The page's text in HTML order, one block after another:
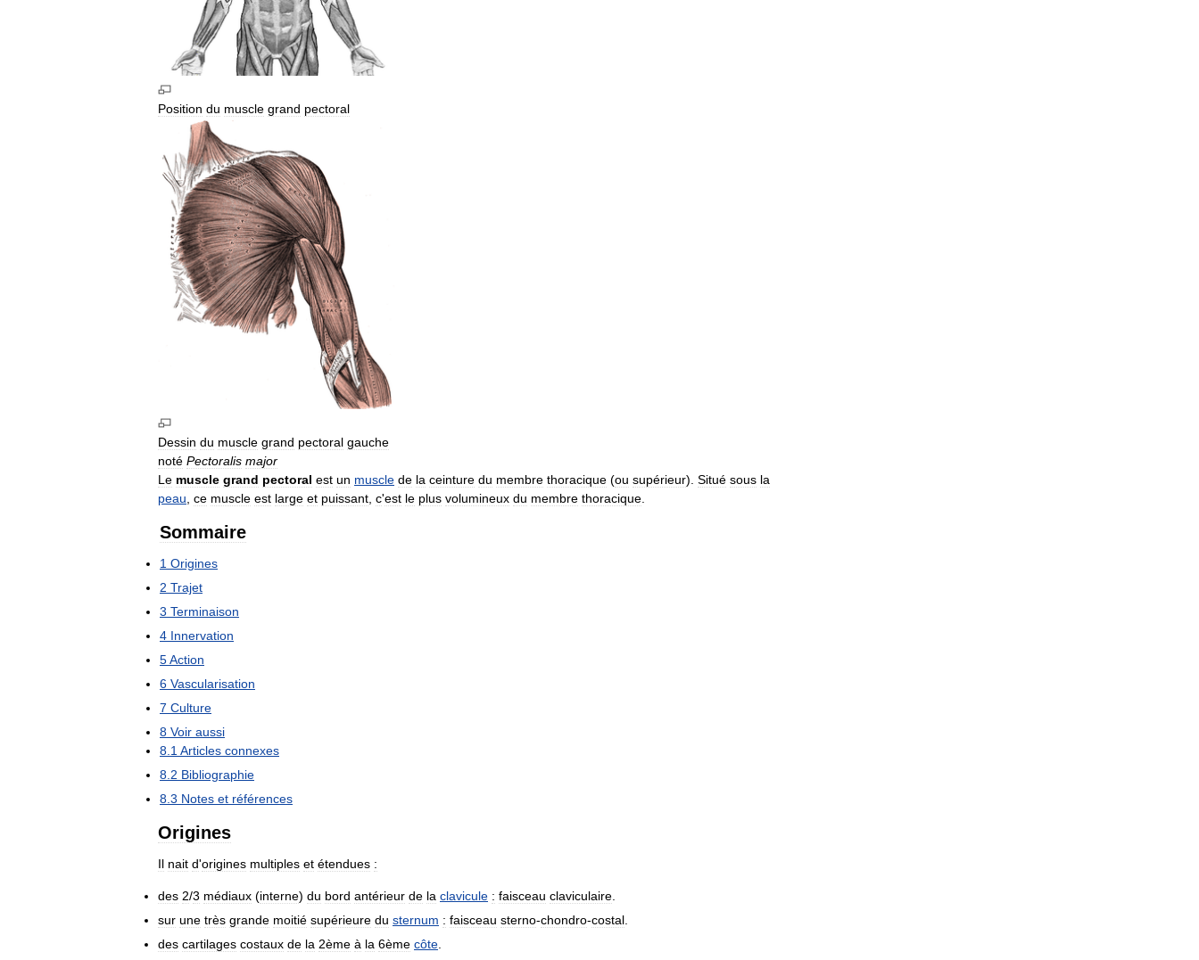
Position du muscle grand pectoral
Dessin du muscle grand pectoral gauche
noté Pectoralis major
Le muscle grand pectoral est un muscle de la ceinture du membre thoracique (ou supérieur). Situé sous la
peau, ce muscle est large et puissant, c'est le plus volumineux du membre thoracique.
Sommaire
1 Origines
2 Trajet
3 Terminaison
4 Innervation
5Action
6 Vascularisation
7 Culture
8 Voir aussi
8.1Articles connexes
8.2 Bibliographie
8.3 Notes et références
Origines
Il nait d'origines multiples et étendues :
des 2/3 médiaux (interne) du bord antérieur de la clavicule : faisceau claviculaire.
sur une très grande moitié supérieure du sternum : faisceau sterno-chondro-costal.
des cartilages costaux de la 2ème à la 6ème côte.